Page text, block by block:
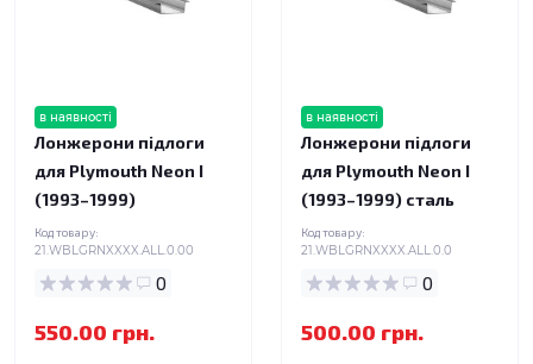
в наявності
Лонжерони підлоги
для Plymouth Neon I
(1993–1999)
Код товару:
21.WBLGRNXXXX.ALL.0.00
0
550.00 грн.
в наявності
Лонжерони підлоги
для Plymouth Neon I
(1993–1999) сталь
Код товару:
21.WBLGRNXXXX.ALL.0.0
0
500.00 грн.